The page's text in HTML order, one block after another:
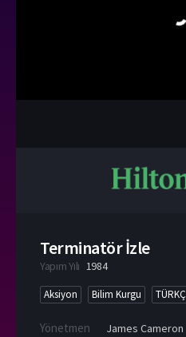
Terminatör İzle
Yapım Yılı 1984
Aksiyon Bilim Kurgu
Yönetmen James Cameron